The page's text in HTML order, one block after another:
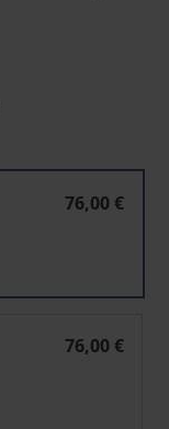
76,00 €
76,00 €